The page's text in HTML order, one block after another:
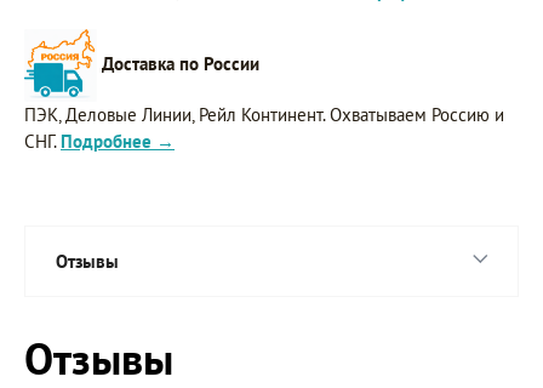
Доставка по России
ПЭК, Деловые Линии, Рейл Континент. Охватываем Россию и
СНГ. Подробнее →
Отзывы
Отзывы